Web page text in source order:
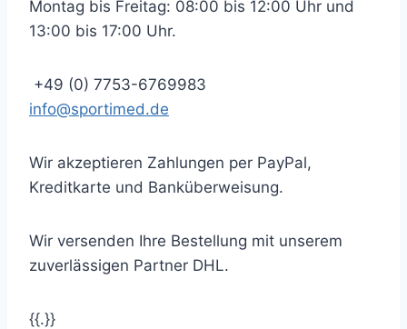
Montag bis Freitag: 08:00 bis 12:00 Uhr und
13:00 bis 17:00 Uhr.
+49 (0) 7753-6769983
info@sportimed.de
Wir akzeptieren Zahlungen per PayPal,
Kreditkarte und Banküberweisung.
Wir versenden Ihre Bestellung mit unserem
zuverlässigen Partner DHL.
{{.}}